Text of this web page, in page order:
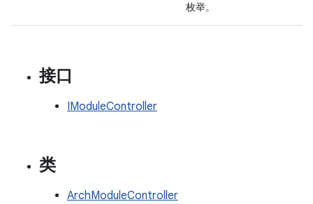
枚举。
接口
IModuleController
类
ArchModuleController